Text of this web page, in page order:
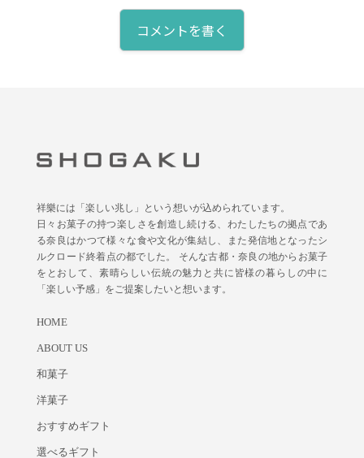
コメントを書く
祥樂には「楽しい兆し」という想いが込められています。
日々お菓子の持つ楽しさを創造し続ける、わたしたちの拠点であ
る奈良はかつて様々な食や文化が集結し、また発信地となったシ
ルクロード終着点の都でした。 そんな古都・奈良の地からお菓子
をとおして、素晴らしい伝統の魅力と共に皆様の暮らしの中に
「楽しい予感」をご提案したいと想います。
HOME
ABOUT US
和菓子
洋菓子
おすすめギフト
選べるギフト